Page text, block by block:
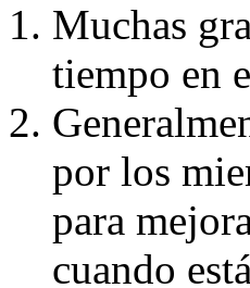
Muchas
tiempo en
por los
para
cuando